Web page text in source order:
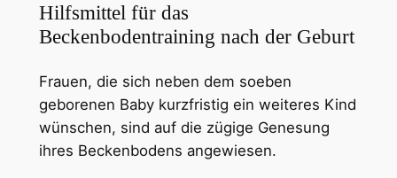
Hilfsmittel für das
Beckenbodentraining nach der Geburt
Frauen, die sich neben dem soeben
geborenen Baby kurzfristig ein weiteres Kind
wünschen, sind auf die zügige Genesung
ihres Beckenbodens angewiesen.